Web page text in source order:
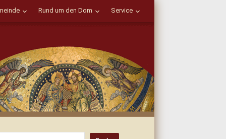
Rund um den Dom Service